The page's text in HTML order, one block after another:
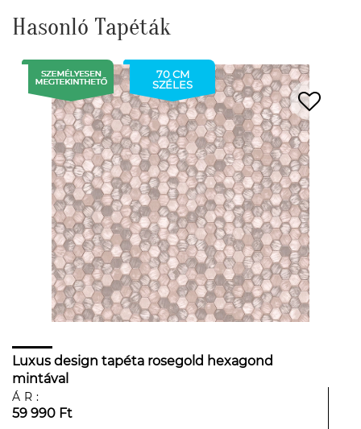
Hasonló Tapéták
70 CM
SZÉLES
Luxus design tapéta rosegold hexagond
mintával
ÁR:
59 990 Ft